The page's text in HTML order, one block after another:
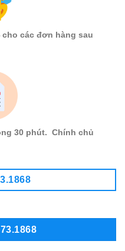
cho các đơn hàng sau
30 phút. Chính chủ